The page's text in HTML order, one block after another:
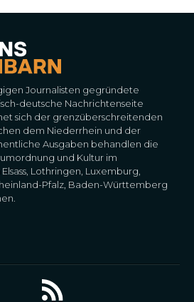
Journalisten gegründete
deutsche Nachrichtenseite
sich der grenzüberschreitenden
dem Niederrhein und der
Ausgaben behandlen die
und Kultur im
Lothringen, Luxemburg,
Pfalz, Baden-Württemberg